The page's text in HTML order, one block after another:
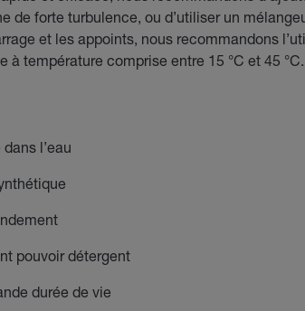
de forte turbulence, ou d’utiliser un
et les appoints, nous recommandons
à température comprise entre 15 °C et 45 °C.
l’eau
pouvoir détergent
durée de vie